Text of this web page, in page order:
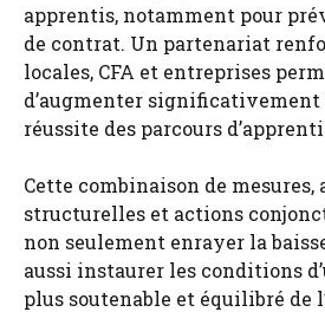
apprentis, notamment pour
de contrat. Un partenariat
locales, CFA et entreprises
d’augmenter significativement
réussite des parcours
Cette combinaison de
structurelles et actions
non seulement enrayer la
aussi instaurer les conditions
plus soutenable et équilibré de